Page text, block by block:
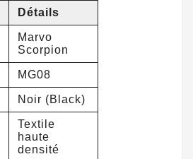
Détails
Marvo
Scorpion
MG08
Noir (Black)
Textile
haute
densité